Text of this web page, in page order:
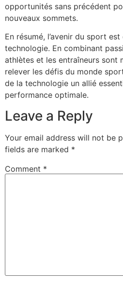
opportunités sans précédent
nouveaux sommets.
En résumé, l’avenir du sport
technologie. En combinant
athlètes et les entraîneurs sont
relever les défis du monde
de la technologie un allié
performance optimale.
Leave a Reply
Your email address will not be
fields are marked *
Comment *